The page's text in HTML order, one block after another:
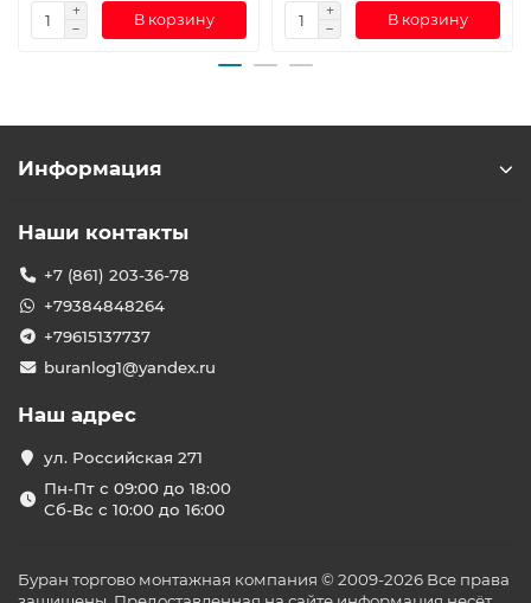
В корзину В корзину
Информация
Наши контакты
+7 (861) 203-36-78
+79384848264
+79615137737
buranlog1@yandex.ru
Наш адрес
ул. Российская 271
Пн-Пт с 09:00 до 18:00
Сб-Вс с 10:00 до 16:00
Буран торгово монтажная компания © 2009-2026 Все права